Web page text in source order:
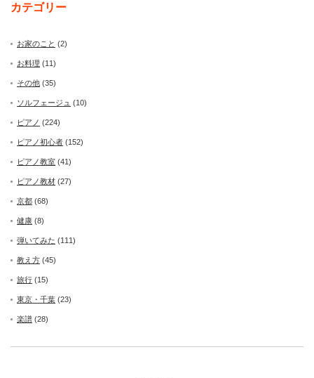
カテゴリー
お家のこと (2)
お料理 (11)
その他 (35)
ソルフェージュ (10)
ピアノ (224)
ピアノ初心者 (152)
ピアノ教室 (41)
ピアノ教材 (27)
京都 (68)
健康 (8)
弾いてみた (111)
教え方 (45)
旅行 (15)
東京・千葉 (23)
楽譜 (28)